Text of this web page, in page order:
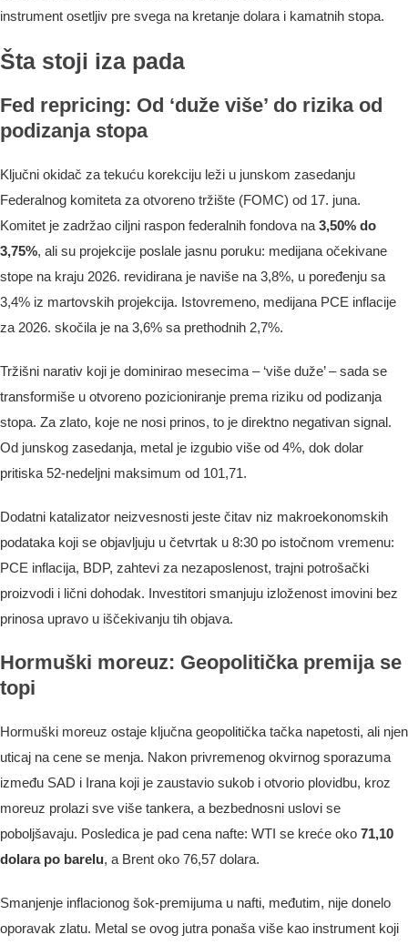
instrument osetljiv pre svega na kretanje dolara i kamatnih stopa.
Šta stoji iza pada
Fed repricing: Od ‘duže više’ do rizika od
podizanja stopa
Ključni okidač za tekuću korekciju leži u junskom zasedanju
Federalnog komiteta za otvoreno tržište (FOMC) od 17. juna.
Komitet je zadržao ciljni raspon federalnih fondova na 3,50% do
3,75%, ali su projekcije poslale jasnu poruku: medijana očekivane
stope na kraju 2026. revidirana je naviše na 3,8%, u poređenju sa
3,4% iz martovskih projekcija. Istovremeno, medijana PCE inflacije
za 2026. skočila je na 3,6% sa prethodnih 2,7%.
Tržišni narativ koji je dominirao mesecima – ‘više duže’ – sada se
transformiše u otvoreno pozicioniranje prema riziku od podizanja
stopa. Za zlato, koje ne nosi prinos, to je direktno negativan signal.
Od junskog zasedanja, metal je izgubio više od 4%, dok dolar
pritiska 52-nedeljni maksimum od 101,71.
Dodatni katalizator neizvesnosti jeste čitav niz makroekonomskih
podataka koji se objavljuju u četvrtak u 8:30 po istočnom vremenu:
PCE inflacija, BDP, zahtevi za nezaposlenost, trajni potrošački
proizvodi i lični dohodak. Investitori smanjuju izloženost imovini bez
prinosa upravo u iščekivanju tih objava.
Hormuški moreuz: Geopolitička premija se
topi
Hormuški moreuz ostaje ključna geopolitička tačka napetosti, ali njen
uticaj na cene se menja. Nakon privremenog okvirnog sporazuma
između SAD i Irana koji je zaustavio sukob i otvorio plovidbu, kroz
moreuz prolazi sve više tankera, a bezbednosni uslovi se
poboljšavaju. Posledica je pad cena nafte: WTI se kreće oko 71,10
dolara po barelu, a Brent oko 76,57 dolara.
Smanjenje inflacionog šok-premijuma u nafti, međutim, nije donelo
oporavak zlatu. Metal se ovog jutra ponaša više kao instrument koji